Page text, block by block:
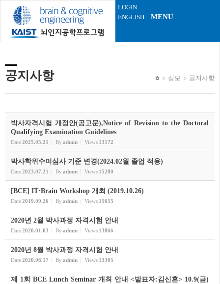
LOGIN
ENGLISH
MENU
공지사항 정보 공지사항
박사자격시험 개정안(공고문),Notice of Revision to the Doctoral
Qualifying Examination Guidelines
Date2025.05.21 By admin Views 13172
박사학위수여심사 기준 변경(2024.02월 졸업 적용)
Date2023.07.21 By admin Views 15280
[BCE] IT·Brain Workshop 개최 (2019.10.26)
Date2019.09.26 By admin Views 15655
2020년 2월 박사과정 자격시험 안내
Date2020.01.03 By admin Views 13866
2020년 8월 박사과정 자격시험 안내
Date2020.06.17 By admin Views 13305
제 1회 BCE Lunch Seminar 개최 안내 <발표자:김신흔> 10.9(금)